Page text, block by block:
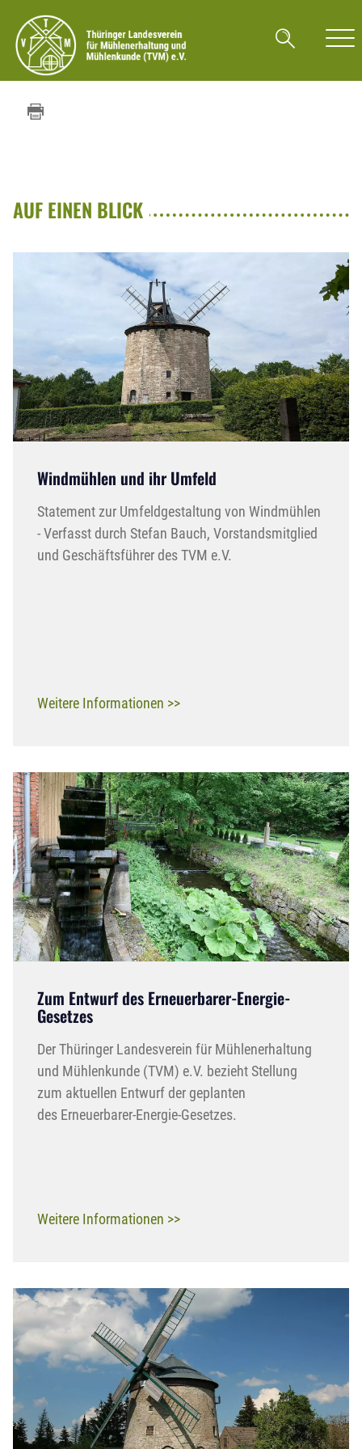
AUF EINEN BLICK
Windmühlen und ihr Umfeld
Statement zur Umfeldgestaltung von Windmühlen
- Verfasst durch Stefan Bauch, Vorstandsmitglied
und Geschäftsführer des TVM e.V.
Weitere Informationen >>
Zum Entwurf des Erneuerbarer-Energie-
Gesetzes
Der Thüringer Landesverein für Mühlenerhaltung
und Mühlenkunde (TVM) e.V. bezieht Stellung
zum aktuellen Entwurf der geplanten
des Erneuerbarer-Energie-Gesetzes.
Weitere Informationen >>